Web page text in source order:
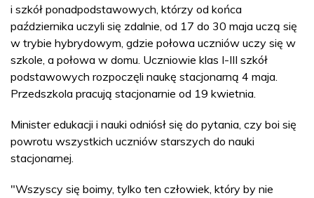
i szkół ponadpodstawowych, którzy od końca
października uczyli się zdalnie, od 17 do 30 maja uczą się
w trybie hybrydowym, gdzie połowa uczniów uczy się w
szkole, a połowa w domu. Uczniowie klas I-III szkół
podstawowych rozpoczęli naukę stacjonarną 4 maja.
Przedszkola pracują stacjonarnie od 19 kwietnia.
Minister edukacji i nauki odniósł się do pytania, czy boi się
powrotu wszystkich uczniów starszych do nauki
stacjonarnej.
"Wszyscy się boimy, tylko ten człowiek, który by nie